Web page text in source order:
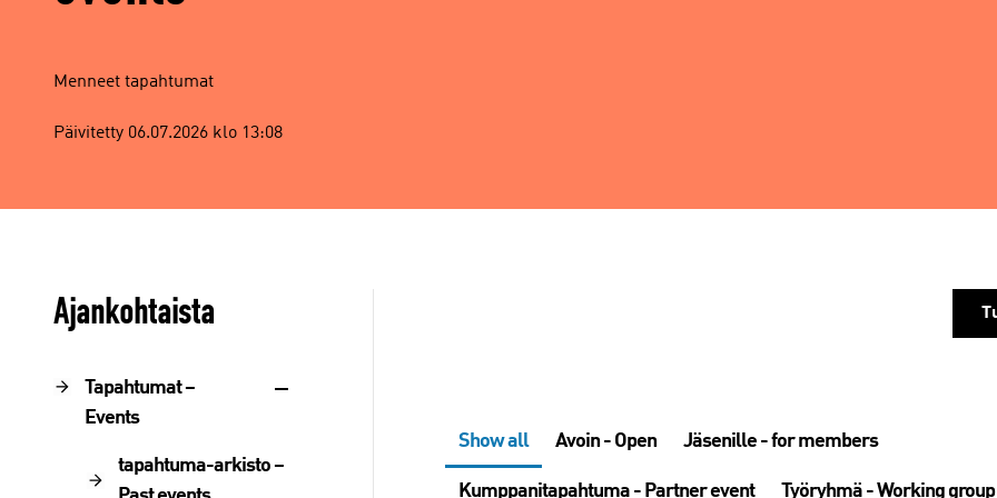
Menneet tapahtumat
Päivitetty 06.07.2026 klo 13:08
Ajankohtaista
Tapahtumat –
Events
tapahtuma-arkisto –
Show all Avoin - Open Jäsenille - for members
Kumppanitapahtuma - Partner event Työryhmä - Working group